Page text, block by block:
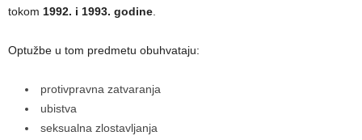
tokom 1992. i 1993. godine
Optužbe u tom predmetu obuhvataju:
protivpravna zatvaranja
ubistva
seksualna zlostavljanja